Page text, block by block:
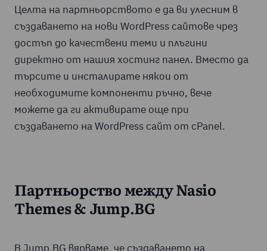
Целта на партньорството е да ви улесним в
създаването на нови WordPress сайтове чрез
достъп до качествени теми и плъгини
директно от нашия хостинг панел. Вместо да
търсите и инсталирате някои от
необходимите компоненти ръчно, вече
можете да ги активирате още при
създаването на WordPress сайт от cPanel.
Партньорство между Nasio
Themes & Jump.BG
В Jump.BG вярваме, че създаването на